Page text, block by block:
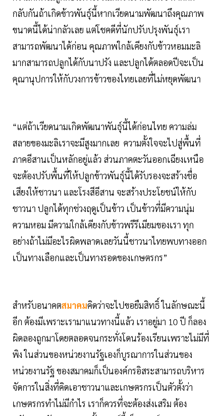
กลับกันถ้าเกิดข้าวพันธุ์นี้หากเวียดนามพัฒนาถึงคุณภาพ
ขนาดนี้ได้น่ากลัวเลย แต่โชคดีที่นักปรับปรุงพันธุ์เรา
สามารถพัฒนาได้ก่อน คุณภาพใกล้เคียงกับข้าวหอมมะลิ
มากสามารถปลูกได้กับนาปรัง และปลูกได้ตลอดปีจะเป็น
คุณานุปการให้กับวงการข้าวของไทยเลยที่ไม่หยุดพัฒนา
“แต่ถ้าเวียดนามเกิดพัฒนาพันธุ์นี้ได้ก่อนไทย ความล่ม
สลายของมะลิเราจะมีสูงมากเลย ความตั้งใจจะไปสู่พื้นที่
ภาคอีสานเป็นหลักอยู่แล้ว ส่วนภาคตะวันออกเฉียงเหนือ
จะต้องปรับพื้นที่ให้ปลูกข้าวพันธุ์นี้ได้รับรองจะสร้างชื่อ
เสียงให้ชาวนา และโรงสีอีสาน จะสร้างประโยชน์ให้กับ
ชาวนา ปลูกได้ทุกช่วงฤดูเป็นข้าว เป็นข้าวที่มีความนุ่ม
ความหอม มีความใกล้เคียงกับข้าวพรีรีเมียมของเรา ทุก
อย่างถ้าไม่มีอะไรผิดพลาดเลยวันนี้ชาวนาไทยพบทางออก
เป็นทางเลือกและเป็นทางรอดของเกษตรกร”
สำหรับอนาคตสมาคมคิดว่าจะไปขอยืมสิทธิ์ ในลักษณะนี้
อีก ต้องมีเพราะเรามาแนวทางนี้แล้ว เราอยู่มา 10 ปี ก็ลอง
ผิดลองถูกมาโดยตลอดจนกระทั่งโดนร้องเรียนเพราะไม่มีที่
พิง ในส่วนของหน่วยงานรัฐเองก็บูรณาการในส่วนของ
หน่วยงานรัฐ ของสมาคมก็เป็นองค์กรอิสระสามารถบริหาร
จัดการในสิ่งที่คิดเอาชาวนาและเกษตรกรเป็นตัวตั้งว่า
เกษตรกรทำไม่มีกำไร เราก็ควรที่จะต้องส่งเสริม ต้อง